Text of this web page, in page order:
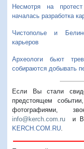
Несмотря на
началась разработка
Чистополье и
карьеров
Археологи бьют
собираются добывать
Если Вы стали
предстоящем
фотографиями,
info@kerch.com.ru и
KERCH.COM.RU